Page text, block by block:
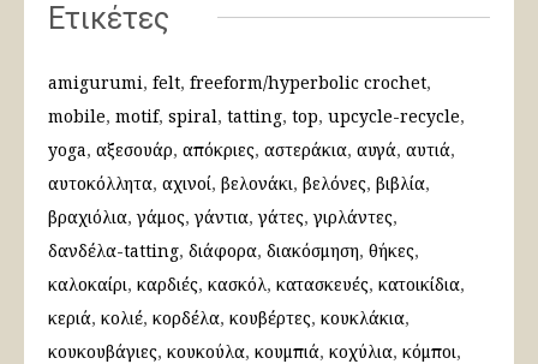
Ετικέτες
amigurumi felt freeform/hyperbolic crochet
mobile motif spiral tatting top upcycle-recycle
yoga αξεσουάρ απόκριες αστεράκια αυγά αυτιά
αυτοκόλλητα αχινοί βελονάκι βελόνες βιβλία
βραχιόλια γάμος γάντια γάτες γιρλάντες
δανδέλα-tatting διάφορα διακόσμηση θήκες
καλοκαίρι καρδιές κασκόλ κατασκευές κατοικίδια
κεριά κολιέ κορδέλα κουβέρτες κουκλάκια
κουκουβάγιες κουκούλα κουμπιά κοχύλια κόμποι